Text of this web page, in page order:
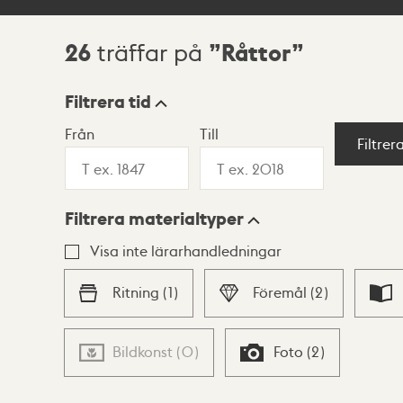
Sökresultat
26 träffar på Råttor
Visningsläge
Lista Karta
Filtrera tid
Från Till
Filtrera materialtyper
Visa inte lärarhandledningar
Ritning (1) Föremål (2)
Bildkonst (0) Foto (2)